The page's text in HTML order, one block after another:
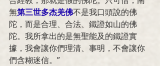
無第三世多杰羌佛不是我口頭說的佛
陀，而是合理、合法、鐵證如山的佛
陀。我所拿出的是無聖能及的鐵證實
據，我會讓你們理清、事明，不會讓你
們含糊迷信。”